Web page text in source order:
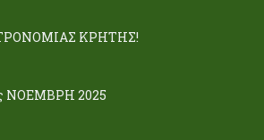
ΚΡΗΤΗΣ!
ΝΟΕΜΒΡΗ 2025